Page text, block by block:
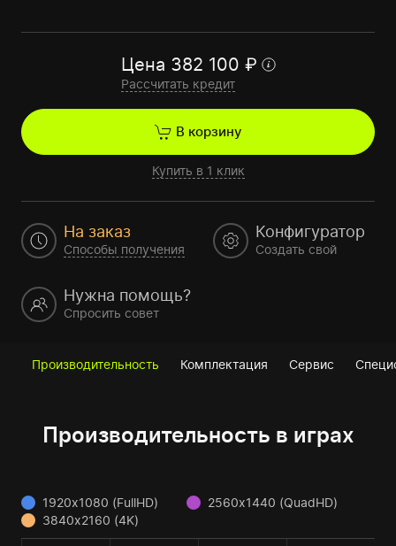
Цена 382 100 ₽
Рассчитать кредит
В корзину
Купить в 1 клик
На заказ
Способы получения
Конфигуратор
Создать свой
Нужна помощь?
Спросить совет
Производительность Комплектация Сервис
Производительность в играх
1920x1080 (FullHD)
2560x1440 (QuadHD)
3840x2160 (4K)